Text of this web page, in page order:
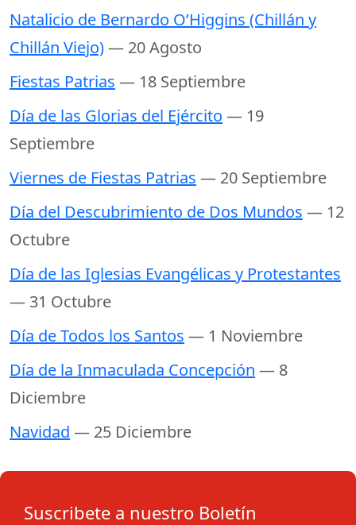
Natalicio de Bernardo O’Higgins (Chillán y
Chillán Viejo)— 20 Agosto
Fiestas Patrias — 18 Septiembre
Día de las Glorias del Ejército — 19
Septiembre
Viernes de Fiestas Patrias — 20 Septiembre
Día del Descubrimiento de Dos Mundos — 12
Octubre
Día de las Iglesias Evangélicas y Protestantes
— 31 Octubre
Día de Todos los Santos — 1 Noviembre
Día de la Inmaculada Concepción — 8
Diciembre
Navidad — 25 Diciembre
Suscribete a nuestro Boletín